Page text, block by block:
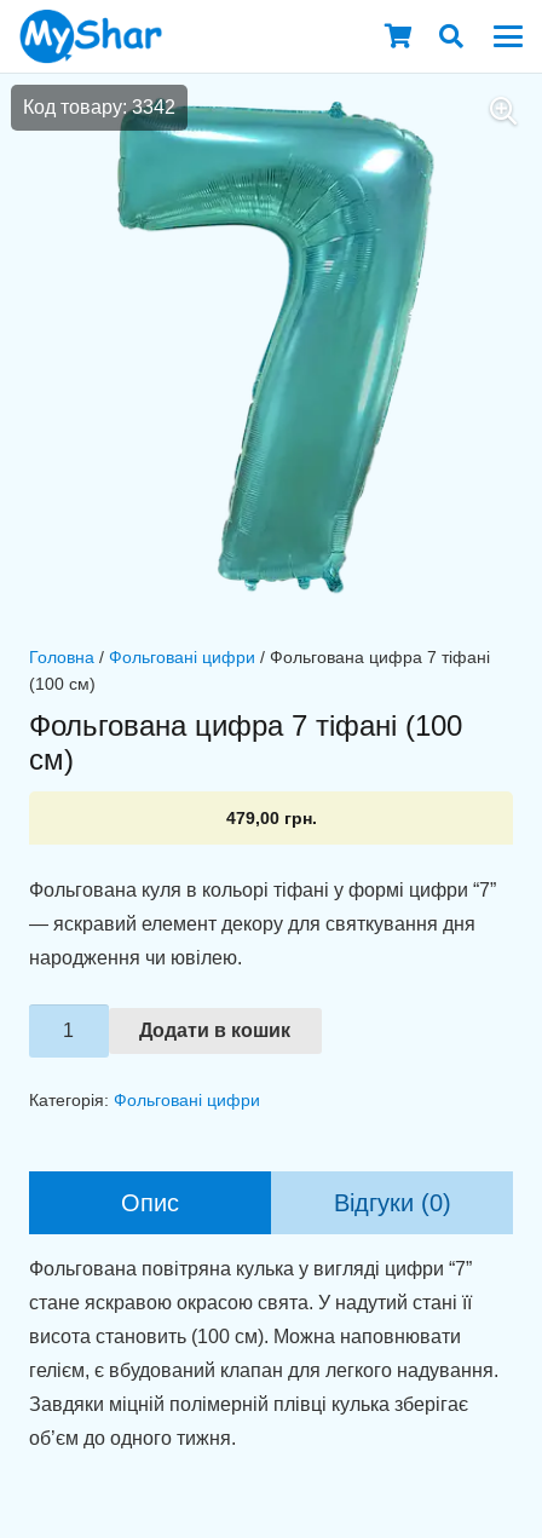
Код товару: 3342
Головна / Фольговані цифри / Фольгована цифра 7 тіфані
(100 см)
Фольгована цифра 7 тіфані (100
см)
479,00 грн.
Фольгована куля в кольорі тіфані у формі цифри “7”
— яскравий елемент декору для святкування дня
народження чи ювілею.
Фольгована
цифра
Додати в кошик
Категорія: Фольговані цифри
Опис Відгуки (0)
Фольгована повітряна кулька у вигляді цифри “7”
стане яскравою окрасою свята. У надутий стані її
висота становить (100 см). Можна наповнювати
гелієм, є вбудований клапан для легкого надування.
Завдяки міцній полімерній плівці кулька зберігає
об’єм до одного тижня.